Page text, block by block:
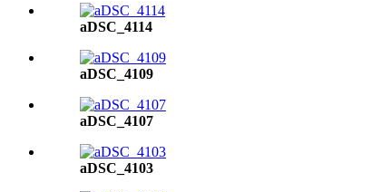
aDSC_4114
aDSC_4109
aDSC_4107
aDSC_4103